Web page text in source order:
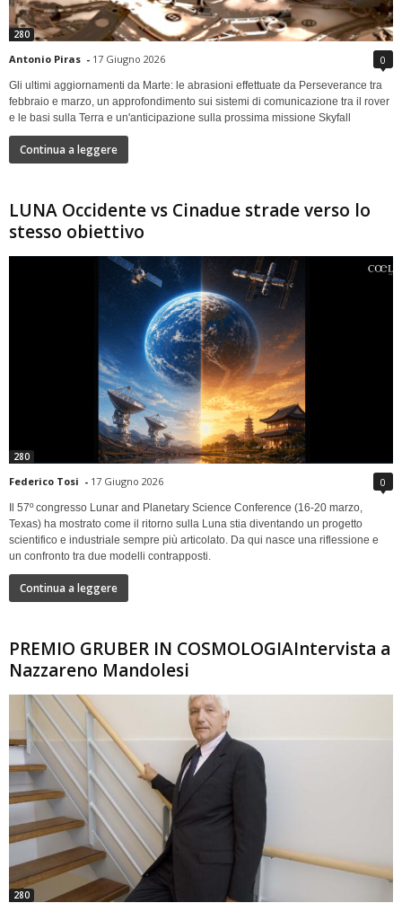
280
Antonio Piras - 17 Giugno 2026 0
Gli ultimi aggiornamenti da Marte: le abrasioni effettuate da Perseverance tra
febbraio e marzo, un approfondimento sui sistemi di comunicazione tra il rover
e le basi sulla Terra e un'anticipazione sulla prossima missione Skyfall
Continua a leggere
LUNA Occidente vs Cinadue strade verso lo
stesso obiettivo
280
Federico Tosi - 17 Giugno 2026 0
Il 57º congresso Lunar and Planetary Science Conference (16-20 marzo,
Texas) ha mostrato come il ritorno sulla Luna stia diventando un progetto
scientifico e industriale sempre più articolato. Da qui nasce una riflessione e
un confronto tra due modelli contrapposti.
Continua a leggere
PREMIO GRUBER IN COSMOLOGIAIntervista a
Nazzareno Mandolesi
280